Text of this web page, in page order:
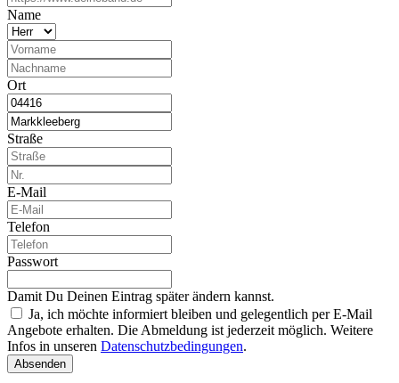
Name
Ort
Straße
E-Mail
Telefon
Passwort
Damit Du Deinen Eintrag später ändern kannst.
Ja, ich möchte informiert bleiben und gelegentlich per E-Mail
Angebote erhalten. Die Abmeldung ist jederzeit möglich. Weitere
Infos in unseren Datenschutzbedingungen.
Absenden